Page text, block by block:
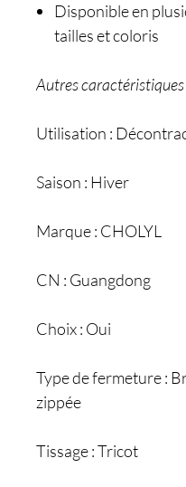
Disponible en
tailles et coloris
Autres caractéristiques
Utilisation :
Saison : Hiver
Marque : CHOLYL
CN : Guangdong
Choix : Oui
Type de fermeture :
zippée
Tissage : Tricot